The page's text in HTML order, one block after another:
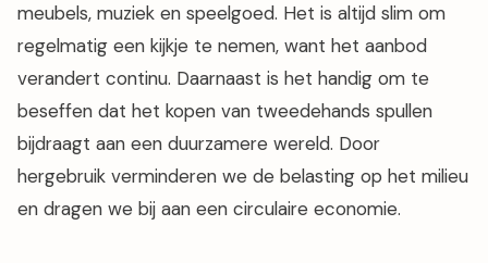
meubels, muziek en speelgoed. Het is altijd slim om
regelmatig een kijkje te nemen, want het aanbod
verandert continu. Daarnaast is het handig om te
beseffen dat het kopen van tweedehands spullen
bijdraagt aan een duurzamere wereld. Door
hergebruik verminderen we de belasting op het milieu
en dragen we bij aan een circulaire economie.